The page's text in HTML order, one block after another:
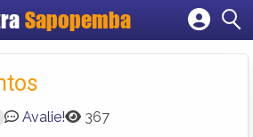
Sapopemba
Cadastrar empresa
Criar conta
Avalie! 367